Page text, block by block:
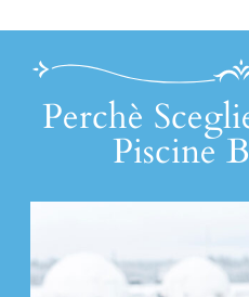
Perchè
Piscine